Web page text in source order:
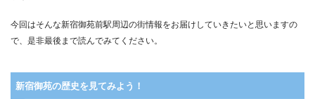
今回はそんな新宿御苑前駅周辺の街情報をお届けしていきたいと思いますの
で、是非最後まで読んでみてください。
新宿御苑の歴史を見てみよう！